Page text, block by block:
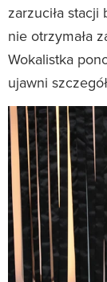
zarzuciła
nie otrzymała
Wokalistka
ujawni